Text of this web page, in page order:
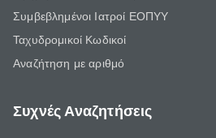
Συμβεβλημένοι Ιατροί ΕΟΠΥΥ
Ταχυδρομικοί Κωδικοί
Αναζήτηση με αριθμό
Συχνές Αναζητήσεις